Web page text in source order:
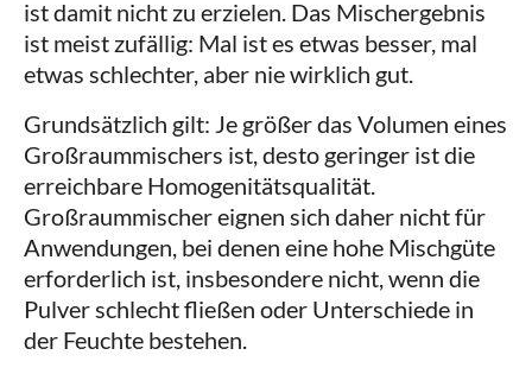
ist damit nicht zu erzielen. Das Mischergebnis
ist meist zufällig: Mal ist es etwas besser, mal
etwas schlechter, aber nie wirklich gut.
Grundsätzlich gilt: Je größer das Volumen eines
Großraummischers ist, desto geringer ist die
erreichbare Homogenitätsqualität.
Großraummischer eignen sich daher nicht für
Anwendungen, bei denen eine hohe Mischgüte
erforderlich ist, insbesondere nicht, wenn die
Pulver schlecht fließen oder Unterschiede in
der Feuchte bestehen.